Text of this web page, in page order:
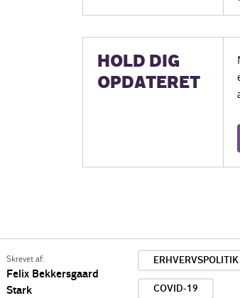
HOLD DIG
OPDATERET
Skrevet af:
Felix Bekkersgaard
Stark
ERHVERVSPOLITIK
COVID-19